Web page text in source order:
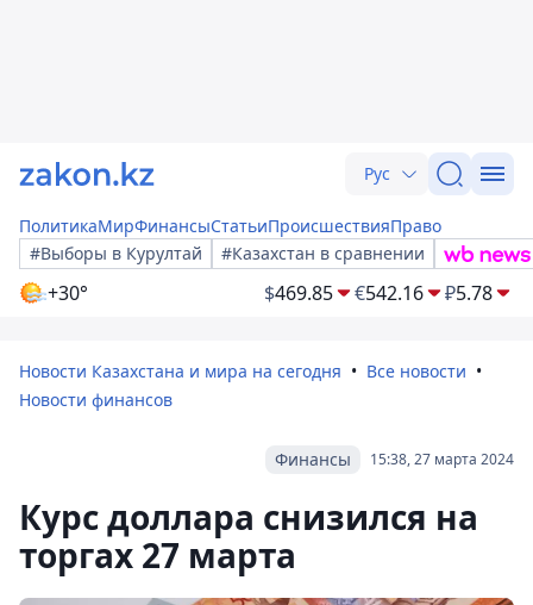
Рус
ПолитикаМирФинансыСтатьиПроисшествияПраво
#Выборы в Курултай
#Казахстан в сравнении
+30° $469.85 €542.16 ₽5.78
Новости Казахстана и мира на сегодня
Все новости
Новости финансов
15:38, 27 марта 2024
Финансы
Курс доллара снизился на
торгах 27 марта